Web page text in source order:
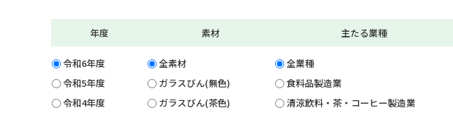
年度
令和6年度
令和5年度
令和4年度
素材
全素材
ガラスびん(無色)
ガラスびん(茶色)
主たる業種
全業種
食料品製造業
清涼飲料・茶・コーヒー製造業